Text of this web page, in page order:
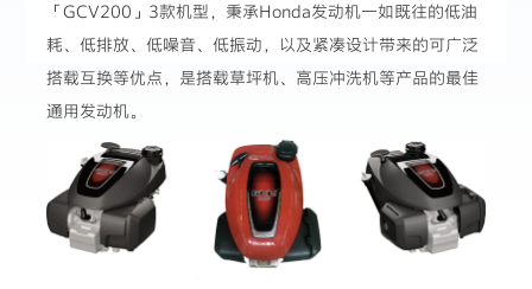
「GCV200」3款机型，秉承Honda发动机一如既往的低油
耗、低排放、低噪音、低振动，以及紧凑设计带来的可广泛
搭载互换等优点，是搭载草坪机、高压冲洗机等产品的最佳
通用发动机。